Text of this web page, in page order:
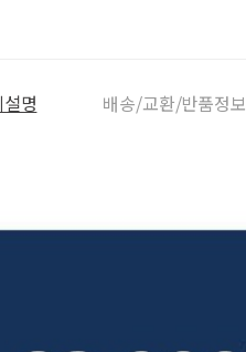
명 배송/교환/반품정보